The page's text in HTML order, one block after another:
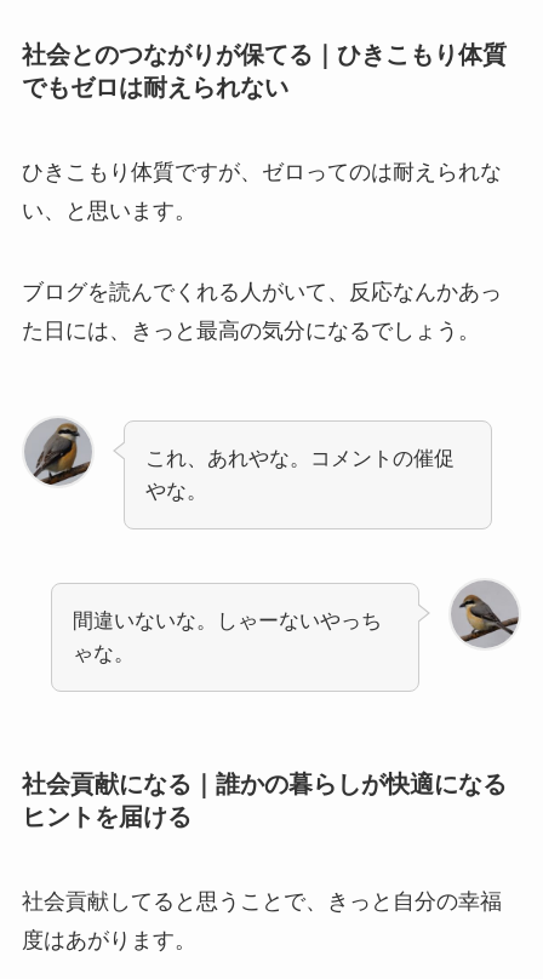
社会とのつながりが保てる｜ひきこもり体質
でもゼロは耐えられない
ひきこもり体質ですが、ゼロってのは耐えられな
い、と思います。
ブログを読んでくれる人がいて、反応なんかあっ
た日には、きっと最高の気分になるでしょう。
これ、あれやな。コメントの催促
やな。
間違いないな。しゃーないやっち
ゃな。
社会貢献になる｜誰かの暮らしが快適になる
ヒントを届ける
社会貢献してると思うことで、きっと自分の幸福
度はあがります。